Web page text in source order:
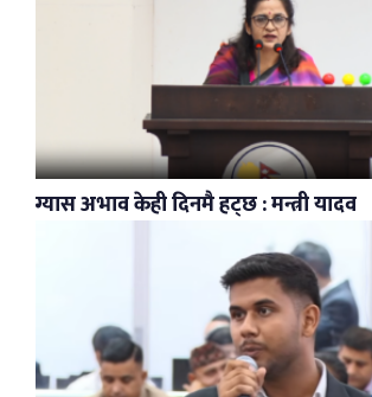
ग्यास अभाव केही दिनमै हट्छ : मन्त्री यादव